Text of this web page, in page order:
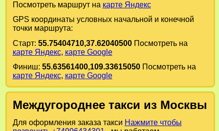
Посмотреть маршрут на карте Яндекс
GPS координаты условных начальной и конечной
точки маршрута:
Старт: 55.75404710,37.62040500Посмотреть на
карте Яндекс, карте Google
Финиш: 55.63561400,109.33615050Посмотреть на
карте Яндекс, карте Google
Междугороднее такси из Москвы
Для оформления заказа такси Нажмите чтобы